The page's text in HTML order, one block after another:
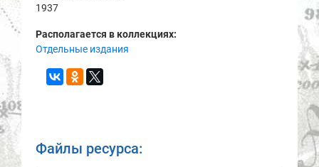
1937
Располагается в коллекциях:
Отдельные издания
Файлы ресурса: